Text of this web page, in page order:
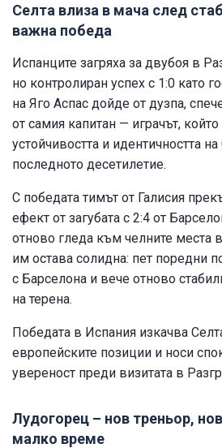
Селта влиза в мача след
важна победа
Испанците загряха за двубоя в
но контролиран успех с 1:0 като
на Яго Аспас дойде от дузпа,
от самия капитан — играчът,
устойчивостта и идентичността
последното десетилетие.
С победата тимът от Галисия
ефект от загубата с 2:4 от
отново гледа към челните места
им остава солидна: пет поредни
с Барселона и вече отново
на терена.
Победата в Испания изкачва
европейските позиции и носи
увереност преди визитата в
Лудогорец – нов треньор,
малко време